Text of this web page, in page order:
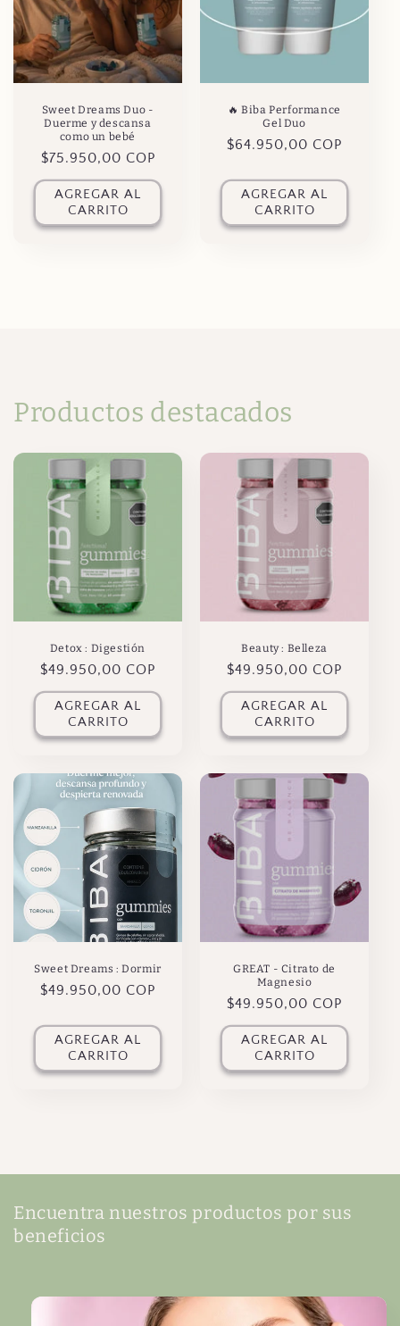
Sweet Dreams Duo -
Duerme y descansa
como un bebé
Precio
habitual
$75.950,00 COP
AGREGAR AL
CARRITO
🔥 Biba Performance
Gel Duo
Precio
$64.950,00 COP
AGREGAR AL
CARRITO
Productos destacados
Detox : Digestión
Precio
habitual
$49.950,00 COP
AGREGAR AL
CARRITO
Beauty : Belleza
Precio
habitual
$49.950,00 COP
AGREGAR AL
CARRITO
Sweet Dreams : Dormir
Precio
$49.950,00 COP
AGREGAR AL
CARRITO
GREAT - Citrato de
Magnesio
Precio
habitual
$49.950,00 COP
AGREGAR AL
CARRITO
Encuentra nuestros productos por sus
beneficios